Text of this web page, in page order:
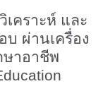
คราะห์ และ
บ ผ่านเครื่อง
าอาชีพ